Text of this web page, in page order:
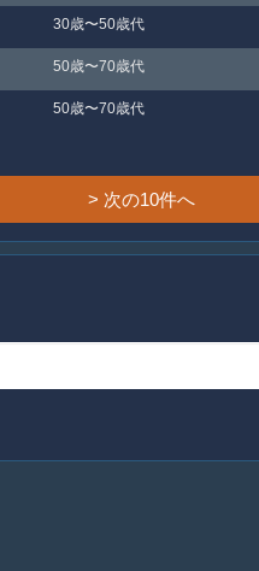
30歳〜50歳代
50歳〜70歳代
50歳〜70歳代
> 次の10件へ